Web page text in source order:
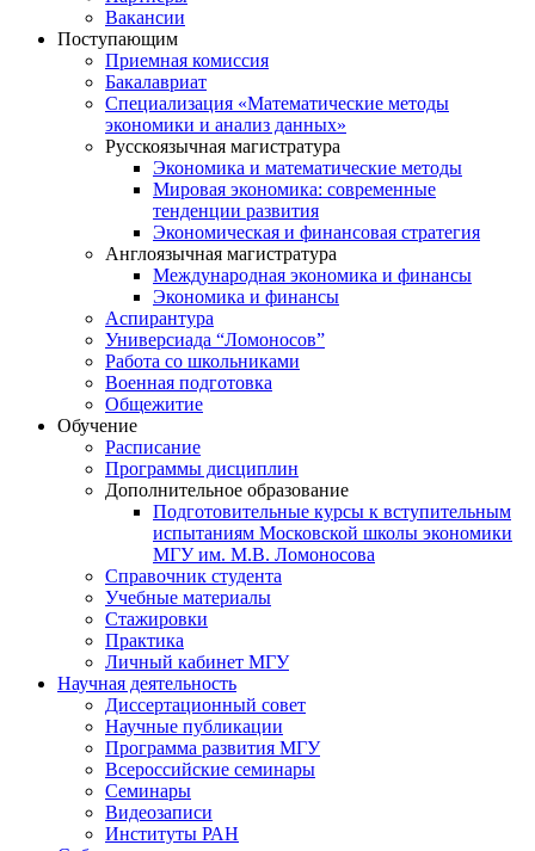
Вакансии
Поступающим
Приемная комиссия
Бакалавриат
Специализация «Математические методы
экономики и анализ данных»
Русскоязычная магистратура
Экономика и математические методы
Мировая экономика: современные
тенденции развития
Экономическая и финансовая стратегия
Англоязычная магистратура
Международная экономика и финансы
Экономика и финансы
Аспирантура
Универсиада “Ломоносов”
Работа со школьниками
Военная подготовка
Общежитие
Обучение
Расписание
Программы дисциплин
Дополнительное образование
Подготовительные курсы к вступительным
испытаниям Московской школы экономики
МГУ им. М.В. Ломоносова
Справочник студента
Учебные материалы
Стажировки
Практика
Личный кабинет МГУ
Научная деятельность
Диссертационный совет
Научные публикации
Программа развития МГУ
Всероссийские семинары
Семинары
Видеозаписи
Институты РАН